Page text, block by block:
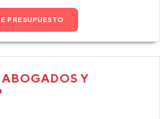
PRESUPUESTO
Y